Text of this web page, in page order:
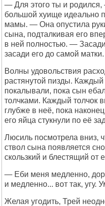
— Для этого ты и
большой хуище идеально
мамы. — Она опустила
сына, подталкивая его
в ней полностью. —
засади его до самой матки.
Волны удовольствия
растянутой пизды.
покалывали, пока сын
толчками. Каждый толчок
глубже в неё, пока
его яйца стукнули по её
Люсиль посмотрела вниз,
ствол сына появляется
скользкий и блестящий от
— Еби меня медленно,
и медленно... вот так, угу.
Желая угодить, Трей